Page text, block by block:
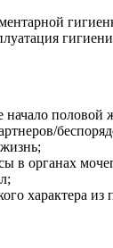
начало половой
в органах
характера